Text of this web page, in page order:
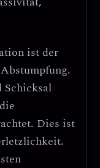
ist der
.
Dies ist